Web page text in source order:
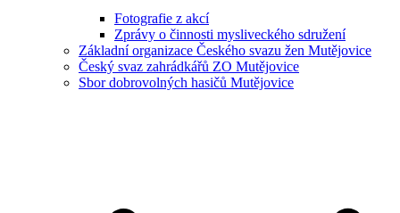
Fotografie z akcí
Zprávy o činnosti mysliveckého sdružení
Základní organizace Českého svazu žen Mutějovice
Český svaz zahrádkářů ZO Mutějovice
Sbor dobrovolných hasičů Mutějovice